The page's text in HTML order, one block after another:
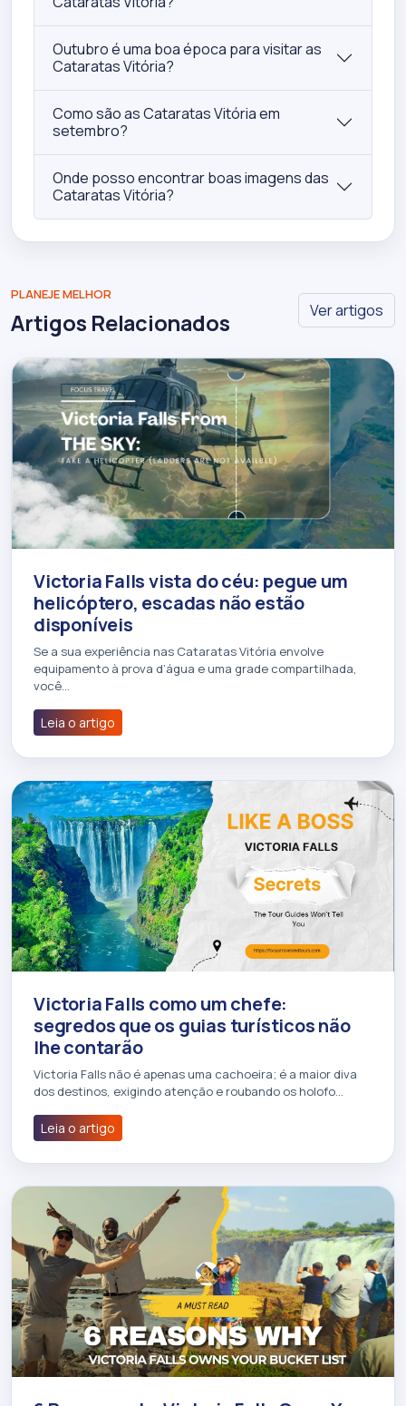
Outubro é uma boa época para visitar as
Cataratas Vitória?
Como são as Cataratas Vitória em
setembro?
Onde posso encontrar boas imagens das
Cataratas Vitória?
PLANEJE MELHOR
Artigos Relacionados Ver artigos
Victoria Falls vista do céu: pegue um
helicóptero, escadas não estão
disponíveis
Se a sua experiência nas Cataratas Vitória envolve
equipamento à prova d’água e uma grade compartilhada,
você…
Leia o artigo
Victoria Falls como um chefe:
segredos que os guias turísticos não
lhe contarão
Victoria Falls não é apenas uma cachoeira; é a maior diva
dos destinos, exigindo atenção e roubando os holofo…
Leia o artigo